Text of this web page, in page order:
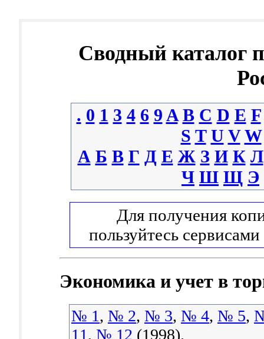
Сводный каталог
. 0 1 3 4 6 9 A B C D E F
S T U V W
А Б В Г Д Е Ж З И К Л
Ч Ш Щ Э
Для получения
пользуйтесь сервисами
Экономика и учет в
№ 1, № 2, № 3, № 4, № 5,
11, № 12 (1998).